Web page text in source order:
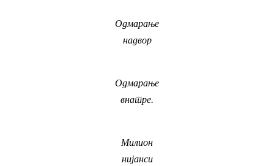
Одмарање
надвор
Одмарање
внатре.
Милион
нијанси